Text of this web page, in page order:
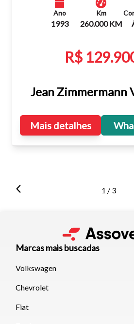
Ano
1993
Km
260.000 KM
R$
Jean Zimmermann
Mais detalhes
1 / 3
Marcas mais buscadas
Volkswagen
Chevrolet
Fiat